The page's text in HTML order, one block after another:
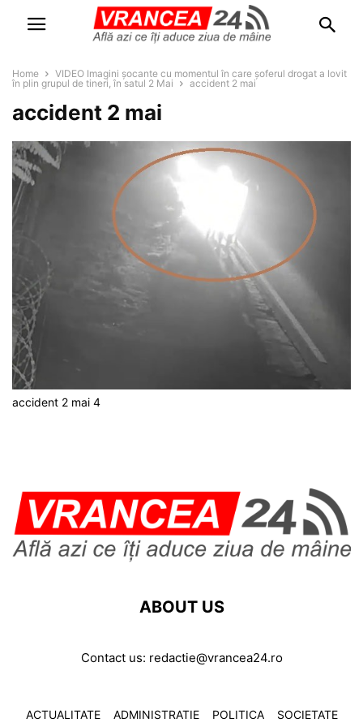
Home
VIDEO Imagini șocante cu momentul în care șoferul drogat a lovit
în plin grupul de tineri, în satul 2 Mai
accident 2 mai
accident 2 mai
accident 2 mai 4
ABOUT US
Contact us: redactie@vrancea24.ro
ACTUALITATE ADMINISTRATIE POLITICA SOCIETATE